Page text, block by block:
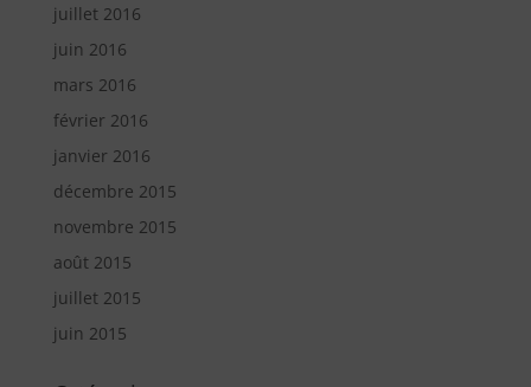
juillet 2016
juin 2016
mars 2016
février 2016
janvier 2016
décembre 2015
novembre 2015
août 2015
juillet 2015
juin 2015